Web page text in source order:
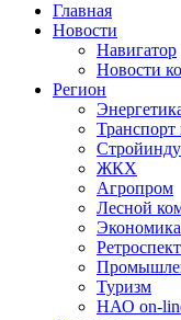
Главная
Новости
Навигатор
Новости
Регион
Транспорт
ЖКХ
Агропром
Лесной
Экономика
Туризм
НАО on-